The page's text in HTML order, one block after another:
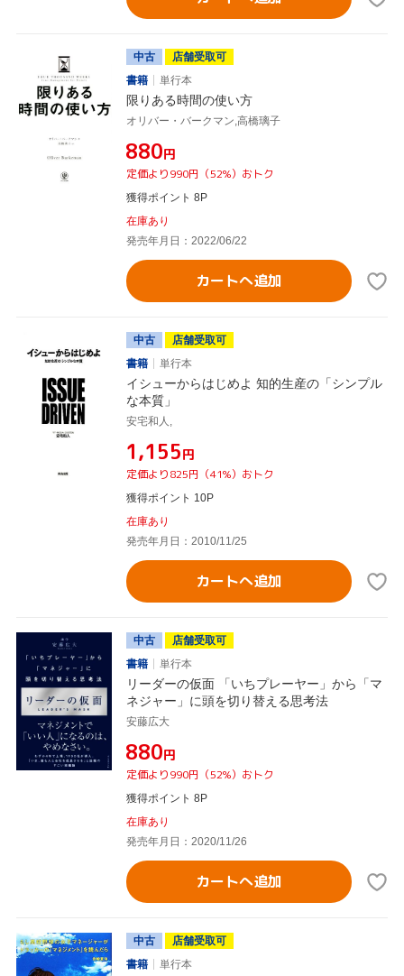
中古
店舗受取可
書籍
単行本
限りある時間の使い方
オリバー・バークマン,高橋璃子
¥880円
定価より990円（52%）おトク
獲得ポイント 8P
在庫あり
発売年月日：2022/06/22
カートへ追加
中古
店舗受取可
書籍
単行本
イシューからはじめよ 知的生産の「シンプル
な本質」
安宅和人,
¥1,155円
定価より825円（41%）おトク
獲得ポイント 10P
在庫あり
発売年月日：2010/11/25
カートへ追加
中古
店舗受取可
書籍
単行本
リーダーの仮面 「いちプレーヤー」から「マ
ネジャー」に頭を切り替える思考法
安藤広大
¥880円
定価より990円（52%）おトク
獲得ポイント 8P
在庫あり
発売年月日：2020/11/26
カートへ追加
中古
店舗受取可
書籍
単行本